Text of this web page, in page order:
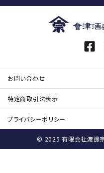
お問い合わせ
特定商取引法表示
プライバシーポリシー
© 2025 有限会社渡邊